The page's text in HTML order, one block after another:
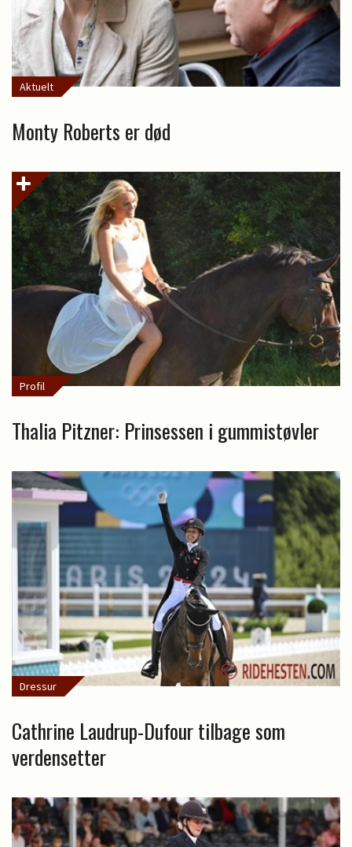
Aktuelt
Monty Roberts er død
Profil
Thalia Pitzner: Prinsessen i gummistøvler
Dressur
Cathrine Laudrup-Dufour tilbage som
verdensetter